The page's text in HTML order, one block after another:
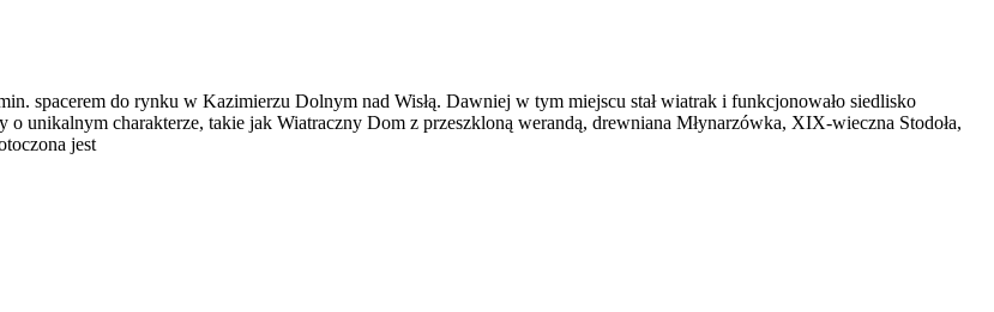
spacerem do rynku w Kazimierzu Dolnym nad Wisłą. Dawniej w tym miejscu stał wiatrak i funkcjonowało siedlisko
unikalnym charakterze, takie jak Wiatraczny Dom z przeszkloną werandą, drewniana Młynarzówka, XIX-wieczna Stodoła,
jest